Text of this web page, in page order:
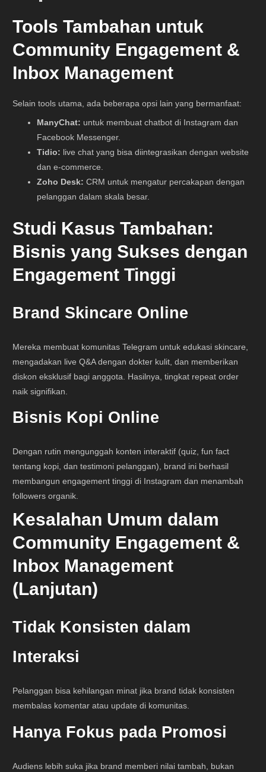
Tools Tambahan untuk
Community Engagement &
Inbox Management
Selain tools utama, ada beberapa opsi lain yang bermanfaat:
ManyChat: untuk membuat chatbot di Instagram dan
Facebook Messenger.
Tidio: live chat yang bisa diintegrasikan dengan website
dan e-commerce.
Zoho Desk: CRM untuk mengatur percakapan dengan
pelanggan dalam skala besar.
Studi Kasus Tambahan:
Bisnis yang Sukses dengan
Engagement Tinggi
Brand Skincare Online
Mereka membuat komunitas Telegram untuk edukasi skincare,
mengadakan live Q&A dengan dokter kulit, dan memberikan
diskon eksklusif bagi anggota. Hasilnya, tingkat repeat order
naik signifikan.
Bisnis Kopi Online
Dengan rutin mengunggah konten interaktif (quiz, fun fact
tentang kopi, dan testimoni pelanggan), brand ini berhasil
membangun engagement tinggi di Instagram dan menambah
followers organik.
Kesalahan Umum dalam
Community Engagement &
Inbox Management
(Lanjutan)
Tidak Konsisten dalam
Interaksi
Pelanggan bisa kehilangan minat jika brand tidak konsisten
membalas komentar atau update di komunitas.
Hanya Fokus pada Promosi
Audiens lebih suka jika brand memberi nilai tambah, bukan